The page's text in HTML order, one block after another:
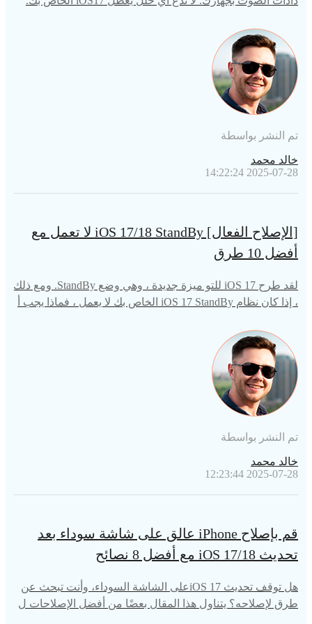
تم النشر بواسطة
خالد محمد
2025-07-28 14:22:24
[الإصلاح الفعال] iOS 17/18 StandBy لا تعمل مع
أفضل 10 طرق
لقد طرح iOS 17 للتو ميزة جديدة ، وهي وضع StandBy. ومع ذلك
، إذا كان نظام iOS 17 StandBy الخاص بك لا يعمل ، فماذا يجب أ
تم النشر بواسطة
خالد محمد
2025-07-28 12:23:44
قم بإصلاح iPhone عالق على شاشة سوداء بعد
تحديث iOS 17/18 مع أفضل 8 نصائح
هل توقف تحديث iOS 17على الشاشة السوداء، وأنت تبحث عن
طرق لإصلاحه؟ يتناول هذا المقال بعضًا من أفضل الإصلاحات ل